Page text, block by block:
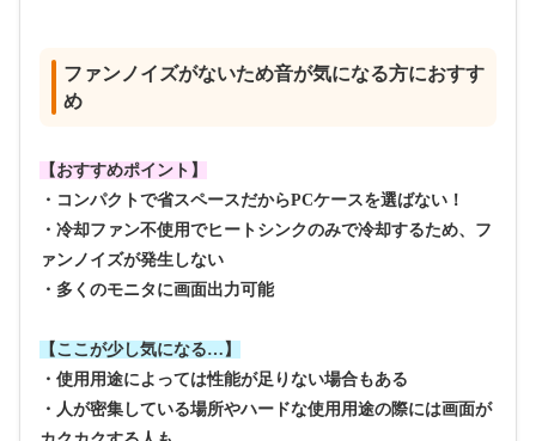
ファンノイズがないため音が気になる方におすす
め
【おすすめポイント】
・コンパクトで省スペースだからPCケースを選ばない！
・冷却ファン不使用でヒートシンクのみで冷却するため、フ
ァンノイズが発生しない
・多くのモニタに画面出力可能
【ここが少し気になる…】
・使用用途によっては性能が足りない場合もある
・人が密集している場所やハードな使用用途の際には画面が